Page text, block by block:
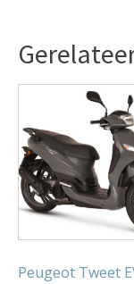
Peugeot Tweet